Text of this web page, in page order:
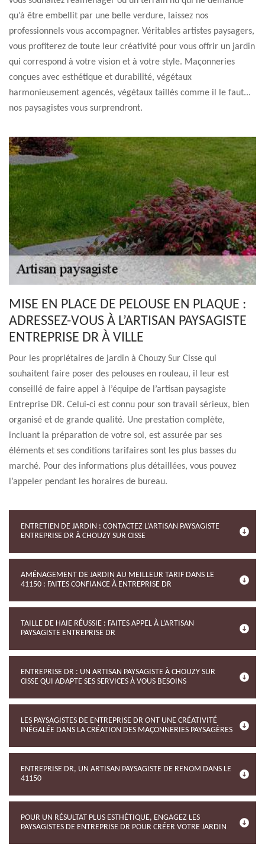
qu’à être embellit par une belle verdure, laissez nos
professionnels vous accompagner. Véritables artistes paysagers,
vous profiterez de toute leur créativité pour vous offrir un jardin
qui correspond à votre vision et à votre style. Maçonneries
conçues avec esthétique et durabilité, végétaux
harmonieusement agencés, végétaux taillés comme il le faut...
nos paysagistes vous surprendront.
MISE EN PLACE DE PELOUSE EN PLAQUE :
ADRESSEZ-VOUS À L’ARTISAN PAYSAGISTE
ENTREPRISE DR À VILLE
Pour les propriétaires de jardin à Chouzy Sur Cisse qui
souhaitent faire poser des pelouses en rouleau, il leur est
conseillé de faire appel à l’équipe de l’artisan paysagiste
Entreprise DR. Celui-ci est connu pour son travail sérieux, bien
organisé et de grande qualité. Une prestation complète,
incluant la préparation de votre sol, est assurée par ses
éléments et ses conditions tarifaires sont les plus basses du
marché. Pour des informations plus détaillées, vous pouvez
l’appeler pendant les horaires de bureau.
ENTRETIEN DE JARDIN : CONTACTEZ L’ARTISAN PAYSAGISTE
ENTREPRISE DR À CHOUZY SUR CISSE
AMÉNAGEMENT DE JARDIN AU MEILLEUR TARIF DANS LE
41150 : FAITES CONFIANCE À ENTREPRISE DR
TAILLE DE HAIE RÉUSSIE : FAITES APPEL À L’ARTISAN
PAYSAGISTE ENTREPRISE DR
ENTREPRISE DR : UN ARTISAN PAYSAGISTE À CHOUZY SUR
CISSE QUI ADAPTE SES SERVICES À VOUS BESOINS
LES PAYSAGISTES DE ENTREPRISE DR ONT UNE CRÉATIVITÉ
INÉGALÉE DANS LA CRÉATION DES MAÇONNERIES PAYSAGÈRES
ENTREPRISE DR, UN ARTISAN PAYSAGISTE DE RENOM DANS LE
41150
POUR UN RÉSULTAT PLUS ESTHÉTIQUE, ENGAGEZ LES
PAYSAGISTES DE ENTREPRISE DR POUR CRÉER VOTRE JARDIN